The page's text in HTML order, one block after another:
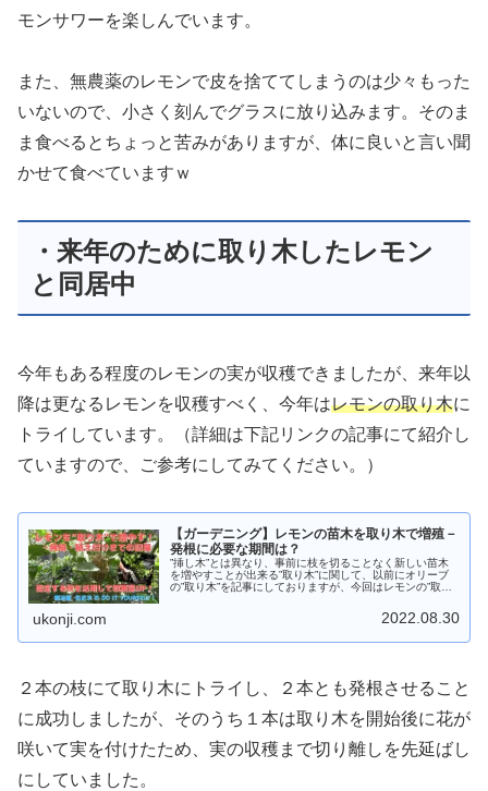
モンサワーを楽しんでいます。
また、無農薬のレモンで皮を捨ててしまうのは少々もった
いないので、小さく刻んでグラスに放り込みます。そのま
ま食べるとちょっと苦みがありますが、体に良いと言い聞
かせて食べていますｗ
・来年のために取り木したレモン
と同居中
今年もある程度のレモンの実が収穫できましたが、来年以
降は更なるレモンを収穫すべく、今年はレモンの取り木に
トライしています。（詳細は下記リンクの記事にて紹介し
ていますので、ご参考にしてみてください。）
【ガーデニング】レモンの苗木を取り木で増殖－
発根に必要な期間は？
”挿し木”とは異なり、事前に枝を切ることなく新しい苗木
を増やすことが出来る”取り木”に関して、以前にオリーブ
の”取り木”を記事にしておりますが、今回はレモンの”取り
ukonji.com 2022.08.30
２本の枝にて取り木にトライし、２本とも発根させること
に成功しましたが、そのうち１本は取り木を開始後に花が
咲いて実を付けたため、実の収穫まで切り離しを先延ばし
にしていました。